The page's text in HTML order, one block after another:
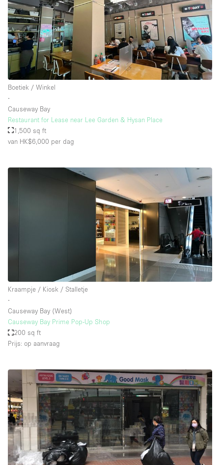
Boetiek / Winkel
∙
Causeway Bay
Restaurant for Lease near Lee Garden & Hysan Place
1,500 sq ft
van HK$6,000 per dag
Kraampje / Kiosk / Stalletje
∙
Causeway Bay (West)
Causeway Bay Prime Pop-Up Shop
200 sq ft
Prijs: op aanvraag